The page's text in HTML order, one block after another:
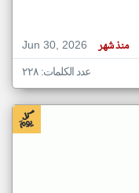
Jun 30, 2026
منذ شهر
عدد الكلمات: ٢٢٨